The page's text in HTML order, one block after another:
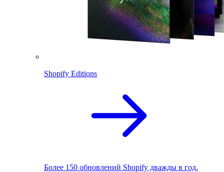
Shopify Editions
Более 150 обновлений Shopify дважды в год.